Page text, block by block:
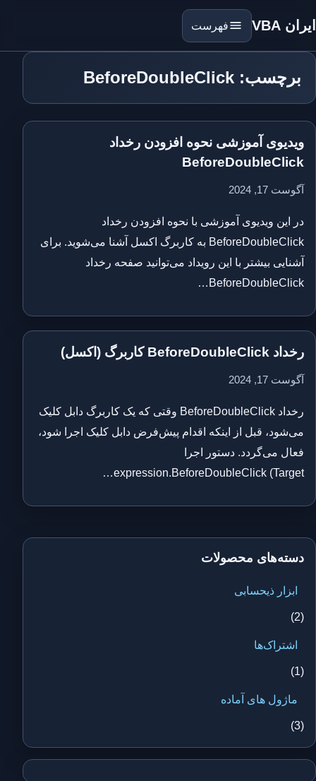
ایران VBA فهرست
برچسب: BeforeDoubleClick
ویدیوی آموزشی نحوه افزودن رخداد
BeforeDoubleClick
آگوست 17, 2024
در این ویدیوی آموزشی با نحوه افزودن رخداد
BeforeDoubleClick به کاربرگ اکسل آشنا می‌شوید. برای
آشنایی بیشتر با این رویداد می‌توانید صفحه رخداد
BeforeDoubleClick…
رخداد BeforeDoubleClick کاربرگ (اکسل)
آگوست 17, 2024
رخداد BeforeDoubleClick وقتی که یک کاربرگ دابل کلیک
می‌شود، قبل از اینکه اقدام پیش‌فرض دابل کلیک اجرا شود،
فعال می‌گردد. دستور اجرا
expression.BeforeDoubleClick (Target…
دسته‌های محصولات
ابزار ذیحسابی
(2)
اشتراک‌ها
(1)
ماژول های آماده
(3)